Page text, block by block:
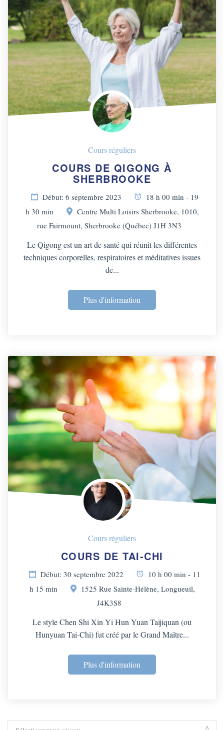
Cours réguliers
COURS DE QIGONG À
SHERBROOKE
Début: 6 septembre 2023
18 h 00 min - 19
h 30 min
Centre Multi Loisirs Sherbrooke, 1010,
rue Fairmount, Sherbrooke (Québec) J1H 3N3
Le Qigong est un art de santé qui réunit les différentes
techniques corporelles, respiratoires et méditatives issues
de...
Plus d'information
Cours réguliers
COURS DE TAI-CHI
Début: 30 septembre 2022
10 h 00 min - 11
h 15 min
1525 Rue Sainte-Hélène, Longueuil,
J4K3S8
Le style Chen Shi Xin Yi Hun Yuan Taijiquan (ou
Hunyuan Tai-Chi) fut créé par le Grand Maître...
Plus d'information